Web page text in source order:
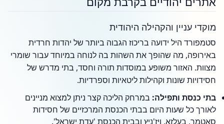
מוקדי עניין והקהילה היהודית
סטמפורד היל ידועה בריכוז הגבוה ביותר של יהדות חרדית
באירופה, מה שהופך את השהות בה לנוחה במיוחד עבור שומרי
מצוות. האזור משופע במוסדות תורה וחסד, בתי מדרש של
חסידויות שונות וקהילות ליטאיות וספרדיות.
בתי כנסת ותפילה: במרחק הליכה קצר ניתן למצוא מניינים
לאורך כל שעות היום בבתי הכנסת המרכזיים של חסידות
סאטמר, בעלזא, ויז'ניץ ובבית הכנסת 'עדת ישראל'.